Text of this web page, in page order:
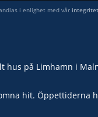
i enlighet med vår
hus på Limhamn i
hit. Öppettiderna